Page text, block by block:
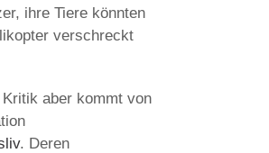
ihre Tiere könnten
verschreckt
aber kommt von
. Deren